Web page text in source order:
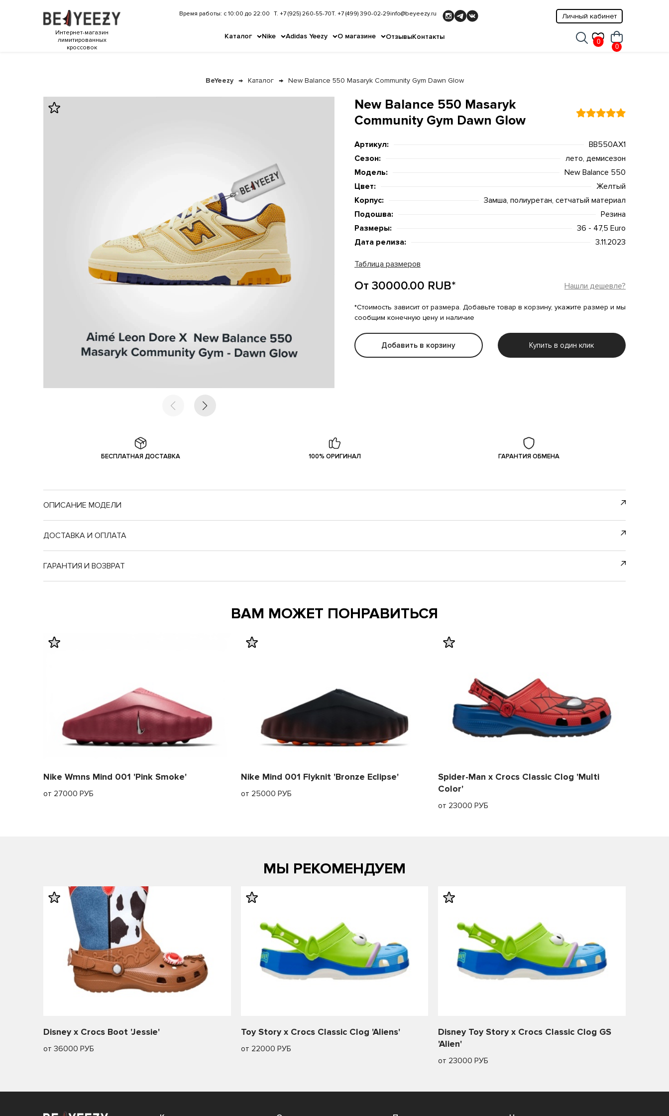
0
Интернет-магазин
лимитированных
кроссовок
Личный кабинет
Каталог Nike Adidas Yeezy О магазине ОтзывыКонтакты
Время работы: с 10:00 до 22:00 Т. +7 (925) 260-55-70Т. +7 (499) 390-02-29info@beyeezy.ru
0
BeYeezy Каталог New Balance 550 Masaryk Community Gym Dawn Glow
New Balance 550 Masaryk
Community Gym Dawn Glow
Артикул:
BB550AX1
Сезон:
лето, демисезон
Модель:
New Balance 550
Цвет:
Желтый
Корпус:
Замша, полиуретан, сетчатый материал
Подошва:
Резина
Размеры:
36 - 47,5 Euro
Дата релиза:
3.11.2023
Таблица размеров
От 30000.00 RUB* Нашли дешевле?
*Стоимость зависит от размера. Добавьте товар в корзину, укажите размер и мы
сообщим конечную цену и наличие
Добавить в корзину Купить в один клик
БЕСПЛАТНАЯ ДОСТАВКА 100% ОРИГИНАЛ ГАРАНТИЯ ОБМЕНА
ОПИСАНИЕ МОДЕЛИ
ДОСТАВКА И ОПЛАТА
ГАРАНТИЯ И ВОЗВРАТ
ВАМ МОЖЕТ ПОНРАВИТЬСЯ
Nike Wmns Mind 001 'Pink Smoke'
от 27000 РУБ
Nike Mind 001 Flyknit 'Bronze Eclipse'
от 25000 РУБ
Spider-Man x Crocs Classic Clog 'Multi
Color'
от 23000 РУБ
МЫ РЕКОМЕНДУЕМ
Disney x Crocs Boot 'Jessie'
от 36000 РУБ
Toy Story x Crocs Classic Clog 'Aliens'
от 22000 РУБ
Disney Toy Story x Crocs Classic Clog GS
'Alien'
от 23000 РУБ